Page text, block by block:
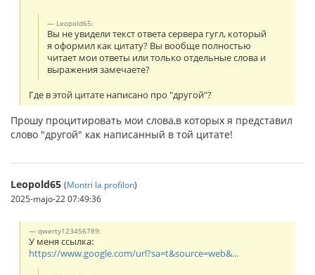
Leopold65:
Вы не увидели текст ответа сервера гугл, который
я оформил как цитату? Вы вообще полностью
читает мои ответы или только отдельные слова и
выражения замечаете?
Где в этой цитате написано про "другой"?
Прошу процитировать мои слова,в которых я представил
слово "другой" как написанный в той цитате!
Leopold65 (Montri la profilon)
2025-majo-22 07:49:36
qwerty123456789:
У меня ссылка:
https://www.google.com/url?sa=t&source=web&...